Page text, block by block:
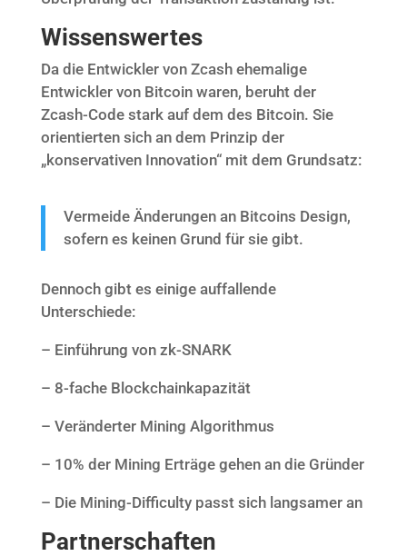
Wissenswertes
Da die Entwickler von Zcash ehemalige
Entwickler von Bitcoin waren, beruht der
Zcash-Code stark auf dem des Bitcoin. Sie
orientierten sich an dem Prinzip der
„konservativen Innovation“ mit dem Grundsatz:
Vermeide Änderungen an Bitcoins Design,
sofern es keinen Grund für sie gibt.
Dennoch gibt es einige auffallende
Unterschiede:
– Einführung von zk-SNARK
– 8-fache Blockchainkapazität
– Veränderter Mining Algorithmus
– 10% der Mining Erträge gehen an die Gründer
– Die Mining-Difficulty passt sich langsamer an
Partnerschaften